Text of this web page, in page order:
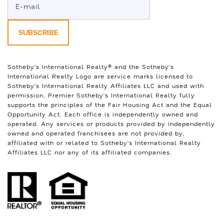
Sotheby’s International Realty®️ and the Sotheby’s
International Realty Logo are service marks licensed to
Sotheby’s International Realty Affiliates LLC and used with
permission. Premier Sotheby’s International Realty fully
supports the principles of the Fair Housing Act and the Equal
Opportunity Act. Each office is independently owned and
operated. Any services or products provided by independently
owned and operated franchisees are not provided by,
affiliated with or related to Sotheby’s International Realty
Affiliates LLC nor any of its affiliated companies.